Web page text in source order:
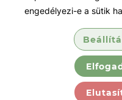
engedélyezi-e a sütik
kötelezettsége!
vizsga időpontra
KURZUS IDŐPONTJA
2026. 09. 01.